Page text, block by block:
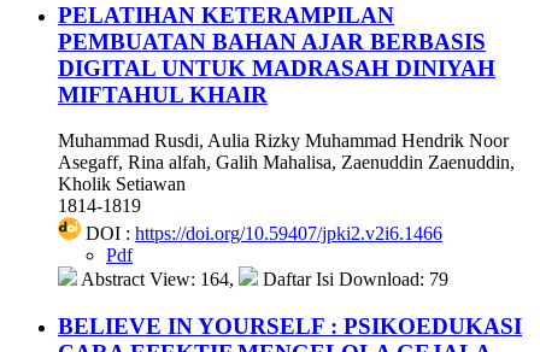
PELATIHAN KETERAMPILAN
PEMBUATAN BAHAN AJAR BERBASIS
DIGITAL UNTUK MADRASAH DINIYAH
MIFTAHUL KHAIR
Muhammad Rusdi, Aulia Rizky Muhammad Hendrik Noor
Asegaff, Rina alfah, Galih Mahalisa, Zaenuddin Zaenuddin,
Kholik Setiawan
1814-1819
DOI : https://doi.org/10.59407/jpki2.v2i6.1466
Pdf
Abstract View: 164,
Daftar Isi Download: 79
BELIEVE IN YOURSELF : PSIKOEDUKASI